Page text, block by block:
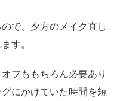
で、夕方のメイク直し
す。
フももちろん必要あり
にかけていた時間を短